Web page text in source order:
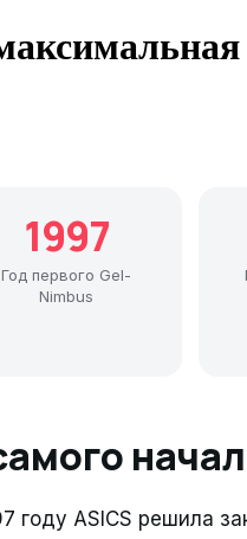
1997
Год первого Gel-
Nimbus
году ASICS решила